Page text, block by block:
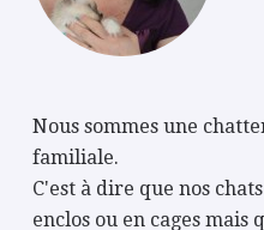
Nous sommes une
familiale.
C'est à dire que nos
enclos ou en cages mais